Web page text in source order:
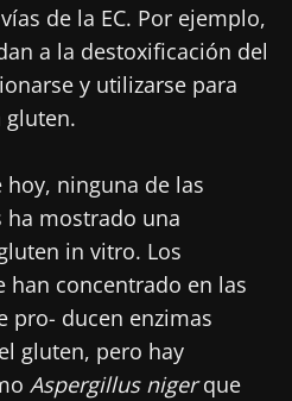
de la EC. Por ejemplo,
a la destoxificación del
y utilizarse para
gluten.
hoy, ninguna de las
ha mostrado una
in vitro. Los
han concentrado en las
pro- ducen enzimas
gluten, pero hay
Aspergillus nigerque